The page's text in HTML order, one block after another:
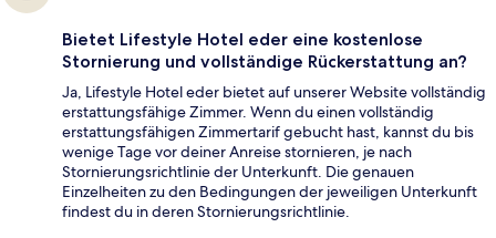
Bietet Lifestyle Hotel eder eine kostenlose
Stornierung und vollständige Rückerstattung an?
Ja, Lifestyle Hotel eder bietet auf unserer Website vollständig
erstattungsfähige Zimmer. Wenn du einen vollständig
erstattungsfähigen Zimmertarif gebucht hast, kannst du bis
wenige Tage vor deiner Anreise stornieren, je nach
Stornierungsrichtlinie der Unterkunft. Die genauen
Einzelheiten zu den Bedingungen der jeweiligen Unterkunft
findest du in deren Stornierungsrichtlinie.